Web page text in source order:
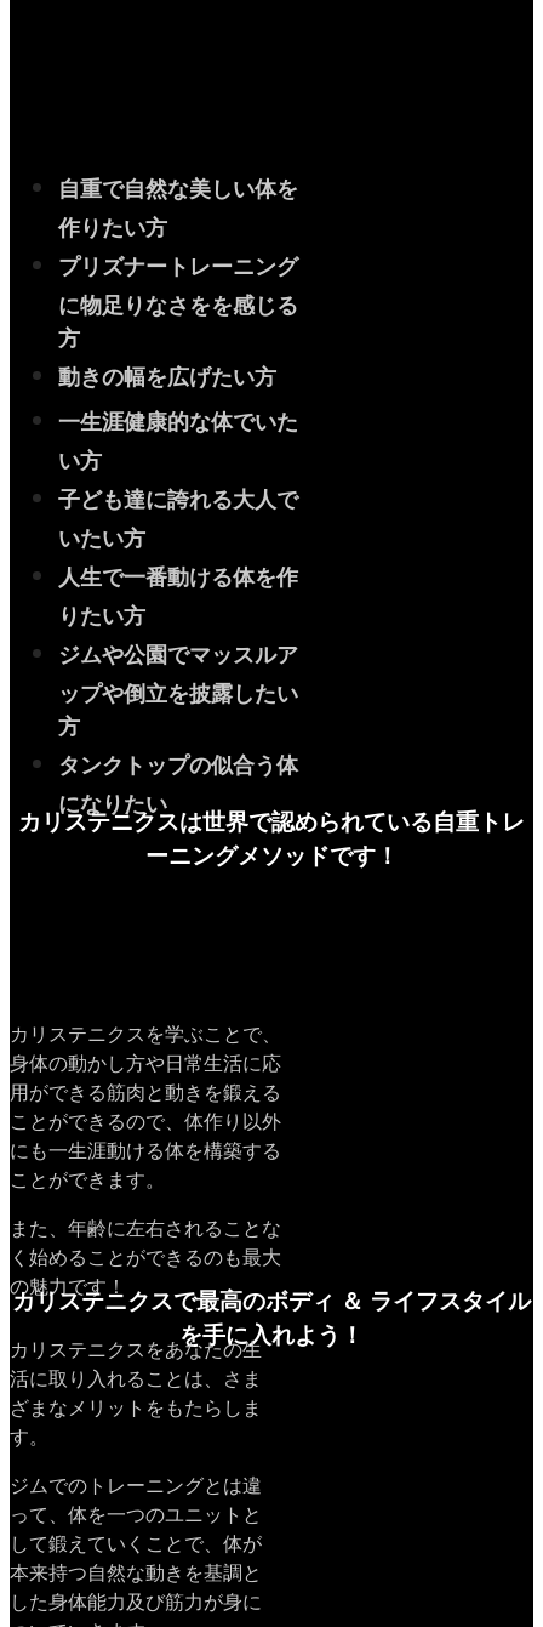
自重で自然な美しい体を
作りたい方
プリズナートレーニング
に物足りなさをを感じる
方
動きの幅を広げたい方
一生涯健康的な体でいた
い方
子ども達に誇れる大人で
いたい方
人生で一番動ける体を作
りたい方
ジムや公園でマッスルア
ップや倒立を披露したい
方
タンクトップの似合う体
になりたい
カリステニクスは世界で認められている自重トレ
ーニングメソッドです！
カリステニクスを学ぶことで、
身体の動かし方や日常生活に応
用ができる筋肉と動きを鍛える
ことができるので、体作り以外
にも一生涯動ける体を構築する
ことができます。
また、年齢に左右されることな
く始めることができるのも最大
の魅力です！
カリステニクスで最高のボディ ＆ ライフスタイル
を手に入れよう！
カリステニクスをあなたの生
活に取り入れることは、さま
ざまなメリットをもたらしま
す。
ジムでのトレーニングとは違
って、体を一つのユニットと
して鍛えていくことで、体が
本来持つ自然な動きを基調と
した身体能力及び筋力が身に